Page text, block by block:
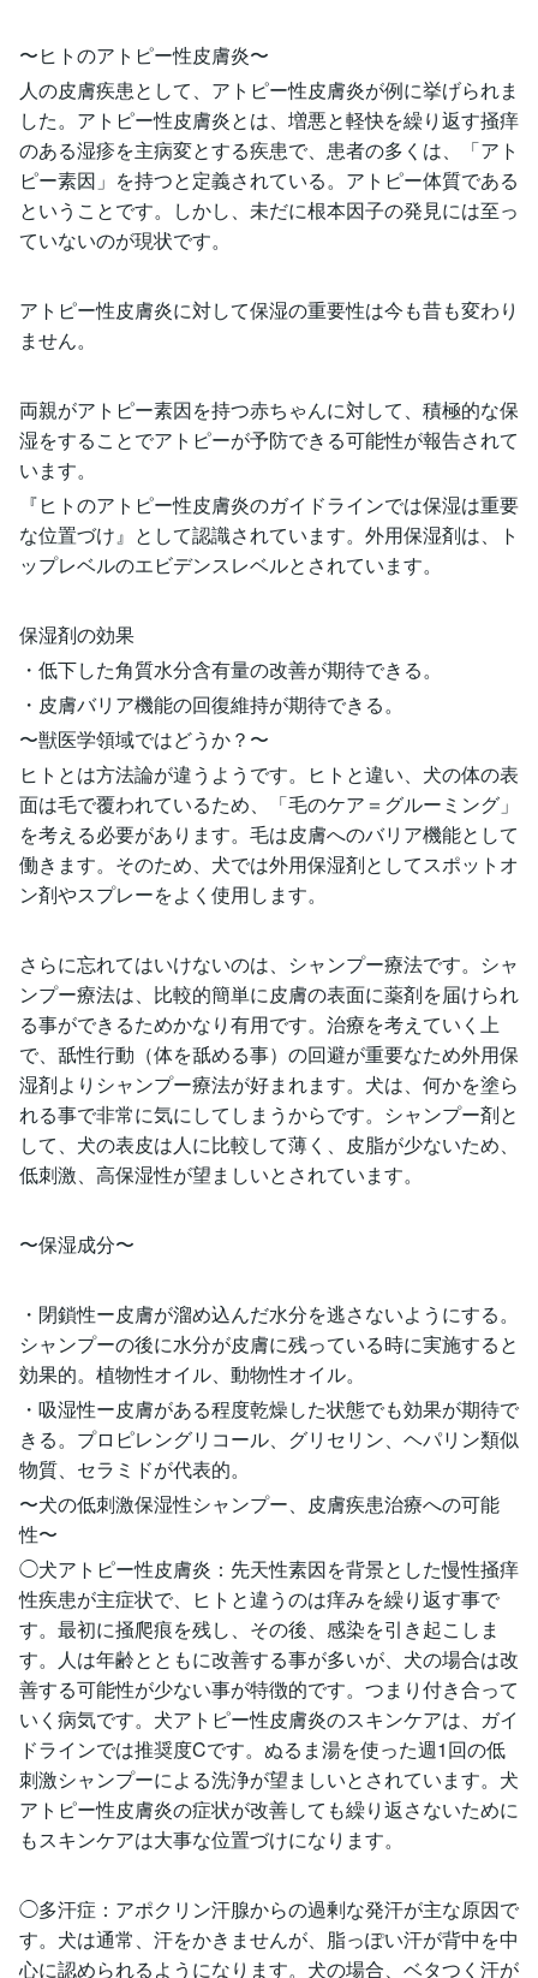
〜ヒトのアトピー性皮膚炎〜
人の皮膚疾患として、アトピー性皮膚炎が例に挙げられま
した。アトピー性皮膚炎とは、増悪と軽快を繰り返す掻痒
のある湿疹を主病変とする疾患で、患者の多くは、「アト
ピー素因」を持つと定義されている。アトピー体質である
ということです。しかし、未だに根本因子の発見には至っ
ていないのが現状です。
アトピー性皮膚炎に対して保湿の重要性は今も昔も変わり
ません。
両親がアトピー素因を持つ赤ちゃんに対して、積極的な保
湿をすることでアトピーが予防できる可能性が報告されて
います。
『ヒトのアトピー性皮膚炎のガイドラインでは保湿は重要
な位置づけ』として認識されています。外用保湿剤は、ト
ップレベルのエビデンスレベルとされています。
保湿剤の効果
・低下した角質水分含有量の改善が期待できる。
・皮膚バリア機能の回復維持が期待できる。
〜獣医学領域ではどうか？〜
ヒトとは方法論が違うようです。ヒトと違い、犬の体の表
面は毛で覆われているため、「毛のケア＝グルーミング」
を考える必要があります。毛は皮膚へのバリア機能として
働きます。そのため、犬では外用保湿剤としてスポットオ
ン剤やスプレーをよく使用します。
さらに忘れてはいけないのは、シャンプー療法です。シャ
ンプー療法は、比較的簡単に皮膚の表面に薬剤を届けられ
る事ができるためかなり有用です。治療を考えていく上
で、舐性行動（体を舐める事）の回避が重要なため外用保
湿剤よりシャンプー療法が好まれます。犬は、何かを塗ら
れる事で非常に気にしてしまうからです。シャンプー剤と
して、犬の表皮は人に比較して薄く、皮脂が少ないため、
低刺激、高保湿性が望ましいとされています。
〜保湿成分〜
・閉鎖性ー皮膚が溜め込んだ水分を逃さないようにする。
シャンプーの後に水分が皮膚に残っている時に実施すると
効果的。植物性オイル、動物性オイル。
・吸湿性ー皮膚がある程度乾燥した状態でも効果が期待で
きる。プロピレングリコール、グリセリン、ヘパリン類似
物質、セラミドが代表的。
〜犬の低刺激保湿性シャンプー、皮膚疾患治療への可能
性〜
◯犬アトピー性皮膚炎：先天性素因を背景とした慢性掻痒
性疾患が主症状で、ヒトと違うのは痒みを繰り返す事で
す。最初に掻爬痕を残し、その後、感染を引き起こしま
す。人は年齢とともに改善する事が多いが、犬の場合は改
善する可能性が少ない事が特徴的です。つまり付き合って
いく病気です。犬アトピー性皮膚炎のスキンケアは、ガイ
ドラインでは推奨度Cです。ぬるま湯を使った週1回の低
刺激シャンプーによる洗浄が望ましいとされています。犬
アトピー性皮膚炎の症状が改善しても繰り返さないために
もスキンケアは大事な位置づけになります。
◯多汗症：アポクリン汗腺からの過剰な発汗が主な原因で
す。犬は通常、汗をかきませんが、脂っぽい汗が背中を中
心に認められるようになります。犬の場合、ベタつく汗が